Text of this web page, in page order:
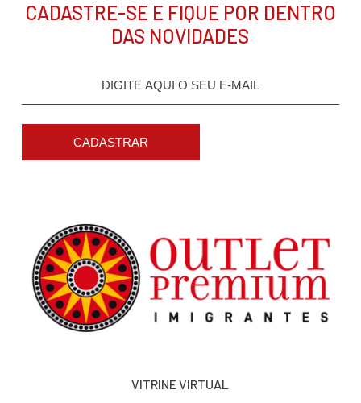
CADASTRE-SE E FIQUE POR DENTRO
DAS NOVIDADES
CADASTRAR
VITRINE VIRTUAL